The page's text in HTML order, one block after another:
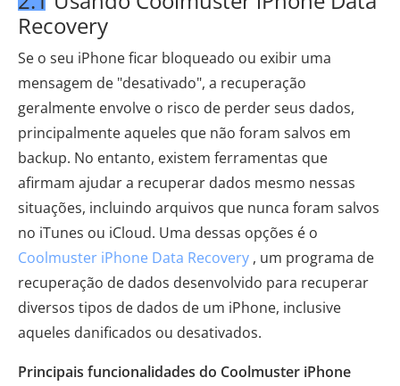
Recovery
Se o seu iPhone ficar bloqueado ou exibir uma
mensagem de "desativado", a recuperação
geralmente envolve o risco de perder seus dados,
principalmente aqueles que não foram salvos em
backup. No entanto, existem ferramentas que
afirmam ajudar a recuperar dados mesmo nessas
situações, incluindo arquivos que nunca foram salvos
no iTunes ou iCloud. Uma dessas opções é o
Coolmuster iPhone Data Recovery , um programa de
recuperação de dados desenvolvido para recuperar
diversos tipos de dados de um iPhone, inclusive
aqueles danificados ou desativados.
Principais funcionalidades do Coolmuster iPhone